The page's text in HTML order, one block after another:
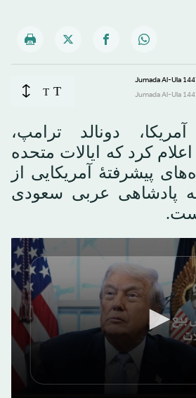
T
T
دونالد ترامپ،
کرد که ایالات متحده
پیشرفتهٔ آمریکایی از
۳۵» به پادشاهی عربی سعودی